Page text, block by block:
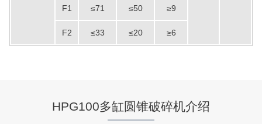
F1 ≤71 ≤50 ≥9
F2 ≤33 ≤20 ≥6
HPG100多缸圆锥破碎机介绍